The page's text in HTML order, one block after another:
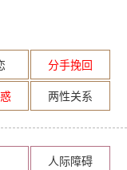
分手挽回
两性关系
人际障碍